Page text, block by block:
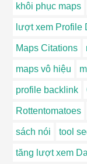
khôi phục maps
lượt xem Profile
Maps Citations
maps vô hiệu
profile backlink
Rottentomatoes
sách nói tool
tăng lượt xem